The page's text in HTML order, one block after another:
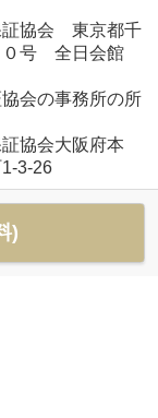
証協会 東京都千
０号 全日会館
会の事務所の所
協会大阪府本
3-26
)